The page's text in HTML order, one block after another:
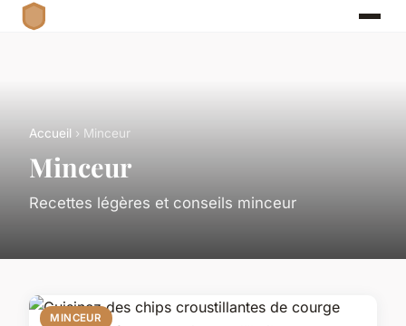
Accueil › Minceur
Minceur
Recettes légères et conseils minceur
MINCEUR